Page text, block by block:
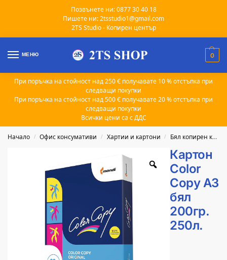
Позвънете ни: 0877 30 40 18
Пишете ни: 2tsstudio1@gmail.com
2TS Studio - Копирен център
МЕНЮ 0
При поръчка на стойност над 250 € получавате 10 % отстъпка при
следващи покупки
При поръчка на стойност над 500 € получавате 20 % отстъпка при
следващи покупки
Всички цени са с ДДС
Начало / Офис консумативи / Хартии и картони / Бял копирен картон
Картон
Color
Copy A3
бял
200гр.
250л.